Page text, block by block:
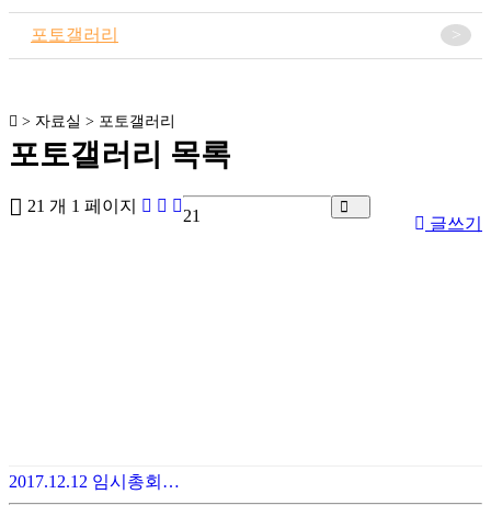
포토갤러리 >
> 자료실 > 포토갤러리
포토갤러리 목록
21 개 1 페이지
글쓰기
21
2017.12.12 임시총회…